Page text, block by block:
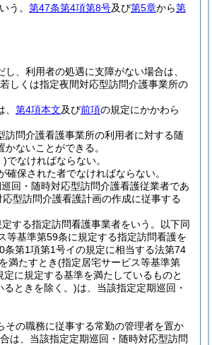
う。 第47条第4項第8号及び第5章から第
し、利用者の処遇に支障がない場合は、
しくは指定夜間対応型訪問介護事業所の
第4項本文及び前項の規定にかかわら
問介護看護事業所の利用者に対する随
ないことができる。
)でなければならない。
保された者でなければならない。
回・随時対応型訪問介護看護従業者であ
型訪問介護看護計画の作成に従事する
する指定訪問看護事業者をいう。以下同
等基準第59条に規定する指定訪問看護を
第1項第1号イの規定に相当する法第74
満たすとき(指定居宅サービス等基準第
に規定する基準を満たしているものと
るときを除く。)は、当該指定定期巡回・
の職務に従事する常勤の管理者を置か
は、当該指定定期巡回・随時対応型訪問